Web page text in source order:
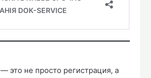
— это не просто регистрация, а